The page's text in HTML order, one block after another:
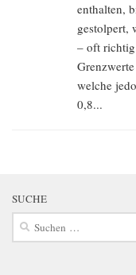
enthalten,
gestolpert,
– oft
welche
0,8...
SUCHE
Suchen
nach: